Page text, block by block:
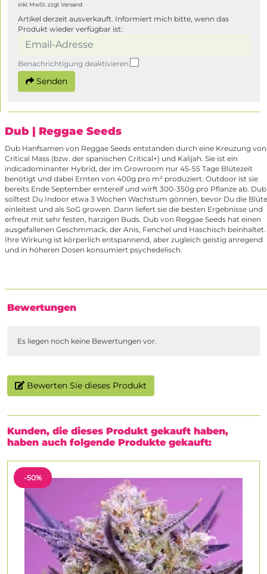
inkl. MwSt. zzgl. Versand
Artikel derzeit ausverkauft. Informiert mich bitte, wenn das
Produkt wieder verfügbar ist:
Benachrichtigung deaktivieren
Senden
Dub | Reggae Seeds
Dub Hanfsamen von Reggae Seeds entstanden durch eine Kreuzung von
Critical Mass (bzw. der spanischen Critical+) und Kalijah. Sie ist ein
indicadominanter Hybrid, der im Growroom nur 45-55 Tage Blütezeit
benötigt und dabei Ernten von 400g pro m² produziert. Outdoor ist sie
bereits Ende September erntereif und wirft 300-350g pro Pflanze ab. Dub
solltest Du Indoor etwa 3 Wochen Wachstum gönnen, bevor Du die Blüte
einleitest und als SoG growen. Dann liefert sie die besten Ergebnisse und
erfreut mit sehr festen, harzigen Buds. Dub von Reggae Seeds hat einen
ausgefallenen Geschmmack, der Anis, Fenchel und Haschisch beinhaltet.
Ihre Wirkung ist körperlich entspannend, aber zugleich geistig anregend
und in höheren Dosen konsumiert psychedelisch.
Bewertungen
Es liegen noch keine Bewertungen vor.
Bewerten Sie dieses Produkt
Kunden, die dieses Produkt gekauft haben,
haben auch folgende Produkte gekauft:
-50%